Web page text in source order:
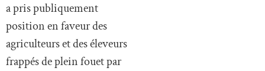
a pris publiquement
position en faveur des
agriculteurs et des éleveurs
frappés de plein fouet par